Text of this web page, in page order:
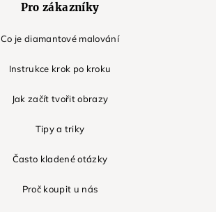
Pro zákazníky
Co je diamantové malování
Instrukce krok po kroku
Jak začít tvořit obrazy
Tipy a triky
Často kladené otázky
Proč koupit u nás